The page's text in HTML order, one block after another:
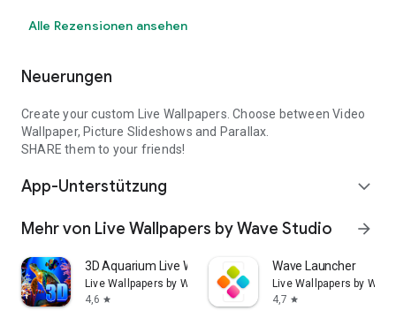
Alle Rezensionen ansehen
Neuerungen
Create your custom Live Wallpapers. Choose between Video
Wallpaper, Picture Slideshows and Parallax.
SHARE them to your friends!
App-Unterstützung expand_more
Mehr von Live Wallpapers by Wave Studio arrow_forward
3D Aquarium Live Wallpaper
Live Wallpapers by Wave Studio
4,6 star
Wave Launcher
Live Wallpapers by
4,7 star